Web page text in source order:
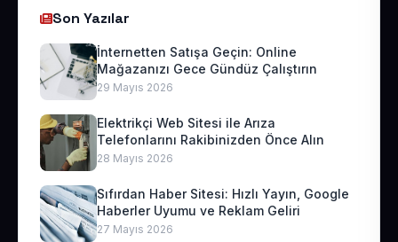
Son Yazılar
İnternetten Satışa Geçin: Online
Mağazanızı Gece Gündüz Çalıştırın
29 Mayıs 2026
Elektrikçi Web Sitesi ile Arıza
Telefonlarını Rakibinizden Önce Alın
28 Mayıs 2026
Sıfırdan Haber Sitesi: Hızlı Yayın, Google
Haberler Uyumu ve Reklam Geliri
27 Mayıs 2026